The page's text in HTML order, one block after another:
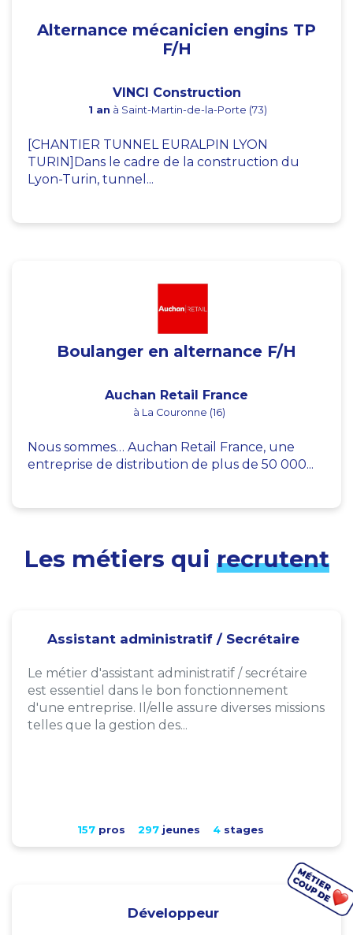
Alternance mécanicien engins TP
F/H
VINCI Construction
1 an à Saint-Martin-de-la-Porte (73)
[CHANTIER TUNNEL EURALPIN LYON
TURIN]Dans le cadre de la construction du
Lyon-Turin, tunnel...
Boulanger en alternance F/H
Auchan Retail France
à La Couronne (16)
Nous sommes… Auchan Retail France, une
entreprise de distribution de plus de 50 000...
Les métiers qui recrutent
Assistant administratif / Secrétaire
Le métier d'assistant administratif / secrétaire
est essentiel dans le bon fonctionnement
d'une entreprise. Il/elle assure diverses missions
telles que la gestion des...
157pros 297jeunes 4stages
Développeur